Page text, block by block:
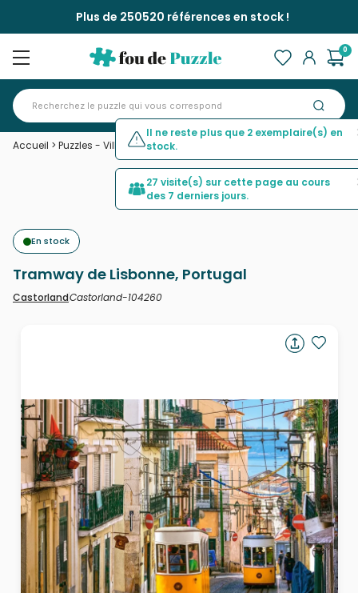
Plus de 250520 références en stock !
0
Accueil > Puzzles - Villes et Villages
En stock
Tramway de Lisbonne, Portugal
CastorlandCastorland-104260
Il ne reste plus que 2 exemplaire(s) en
stock.
27 visite(s) sur cette page au cours
des 7 derniers jours.